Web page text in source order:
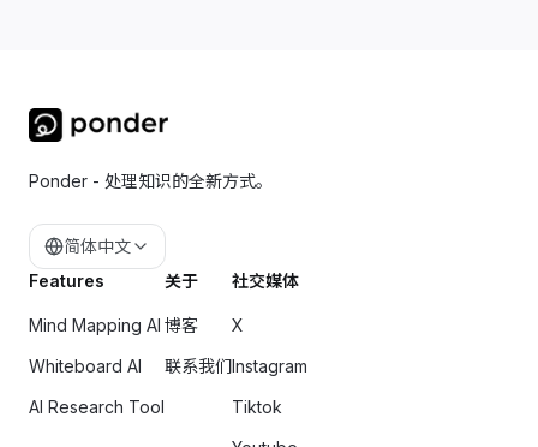
Ponder - 处理知识的全新方式。
简体中文
Features
Mind Mapping AI
Whiteboard AI
AI Research Tool
关于
博客
联系我们
社交媒体
X
Instagram
Tiktok